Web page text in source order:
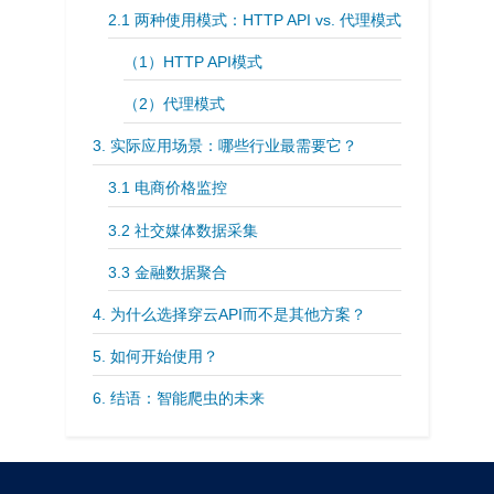
2.1 两种使用模式：HTTP API vs. 代理模式
（1）HTTP API模式
（2）代理模式
3. 实际应用场景：哪些行业最需要它？
3.1 电商价格监控
3.2 社交媒体数据采集
3.3 金融数据聚合
4. 为什么选择穿云API而不是其他方案？
5. 如何开始使用？
6. 结语：智能爬虫的未来